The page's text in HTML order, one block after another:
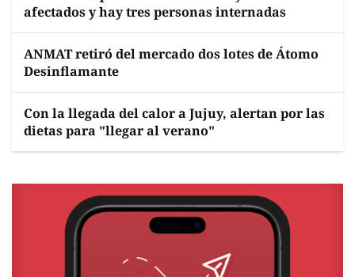
afectados y hay tres personas internadas
ANMAT retiró del mercado dos lotes de Átomo
Desinflamante
Con la llegada del calor a Jujuy, alertan por las
dietas para "llegar al verano"